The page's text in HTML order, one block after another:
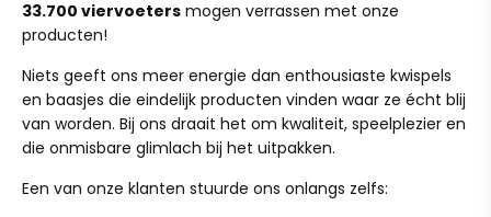
(Heeft je pup in al zijn enthousiasme het product per
ongeluk kapot gekauwd? Dit valt helaas niet onder
normale slijtage, maar mail ons ook dan gerust even, we
kijken graag of we iets voor je kunnen betekenen!)
bezorgd.
Heb je per ongeluk een verkeerd adres ingevuld? Stuur
ons dan binnen 24 uur een mailtje op team@ruffy.nl, dan
lossen we het direct voor je op."
33.700 viervoeters mogen verrassen met onze
producten!
Niets geeft ons meer energie dan enthousiaste kwispels
en baasjes die eindelijk producten vinden waar ze écht blij
van worden. Bij ons draait het om kwaliteit, speelplezier en
die onmisbare glimlach bij het uitpakken.
Een van onze klanten stuurde ons onlangs zelfs: